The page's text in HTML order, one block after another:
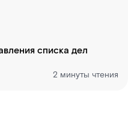
списка дел
2 минуты чтения